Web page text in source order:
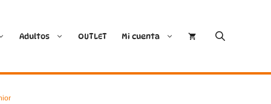
Cóndor
Adultos OUTLET Mi cuenta